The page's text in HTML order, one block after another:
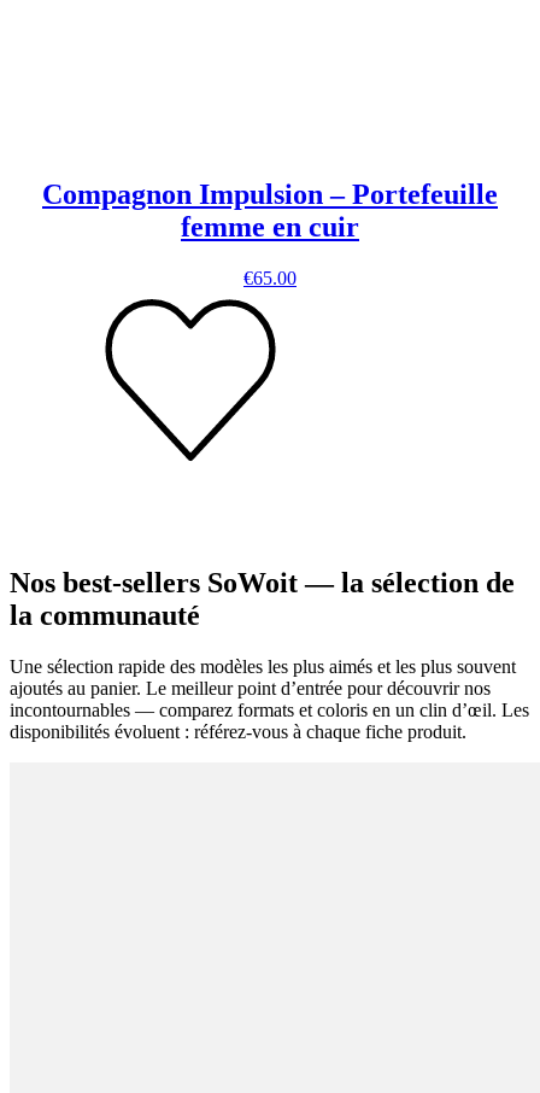
Compagnon Impulsion – Portefeuille
femme en cuir
€65.00
Nos best-sellers SoWoit — la sélection de
la communauté
Une sélection rapide des modèles les plus aimés et les plus souvent
ajoutés au panier. Le meilleur point d’entrée pour découvrir nos
incontournables — comparez formats et coloris en un clin d’œil. Les
disponibilités évoluent : référez-vous à chaque fiche produit.